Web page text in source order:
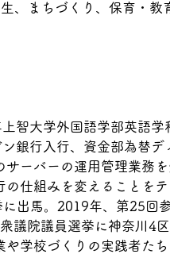
、まちづくり、保育・
智大学外国語学部英語
銀行入行、資金部為替
サーバーの運用管理業務
の仕組みを変えることを
出馬。2019年、第25回
議院議員選挙に神奈川4
や学校づくりの実践者た